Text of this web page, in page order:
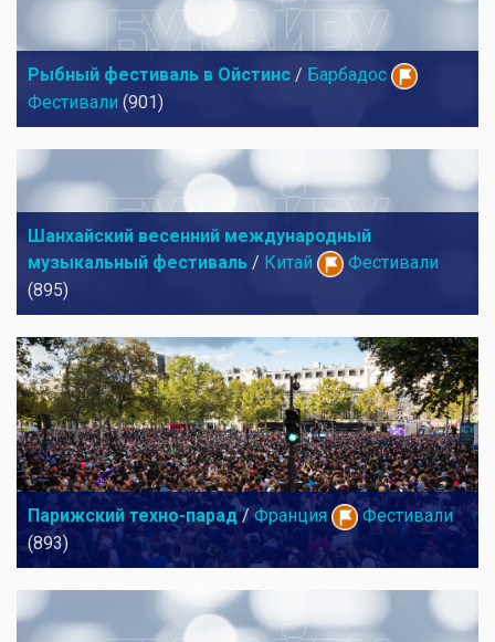
Рыбный фестиваль в Ойстинс / Барбадос
Фестивали (901)
Шанхайский весенний международный
музыкальный фестиваль / Китай
Фестивали
(895)
Парижский техно-парад/ Франция
Фестивали
(893)